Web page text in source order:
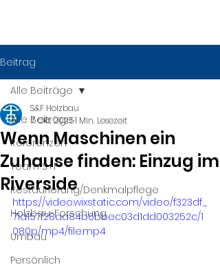
Beitrag
Alle Beiträge
Referenzen
Team S+F
Restaurierung/Denkmalpflege
Holzbau-Forschung
Umbau
Persönlich
Alle Beiträge
Wenn Maschinen ein
Zuhause finden: Einzug im
Riverside
S&F Holzbau
7. Okt. 20251 Min. Lesezeit
https://video.wixstatic.com/video/f323df_
71d157f28aa84b6bbec03d1dd003252c/1
080p/mp4/file.mp4